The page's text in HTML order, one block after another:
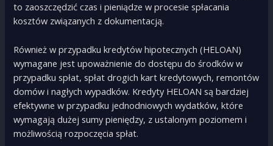
to zaoszczędzić czas i pieniądze w procesie spłacania
kosztów związanych z dokumentacją.
Również w przypadku kredytów hipotecznych (HELOAN)
wymagane jest upoważnienie do dostępu do środków w
przypadku spłat, spłat drogich kart kredytowych, remontów
domów i nagłych wypadków. Kredyty HELOAN są bardziej
efektywne w przypadku jednodniowych wydatków, które
wymagają dużej sumy pieniędzy, z ustalonym poziomem i
możliwością rozpoczęcia spłat.